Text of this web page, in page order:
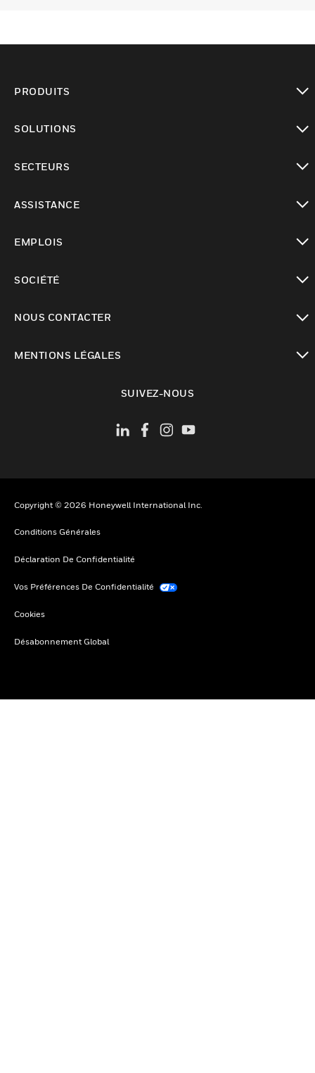
PRODUITS
SOLUTIONS
SECTEURS
ASSISTANCE
EMPLOIS
SOCIÉTÉ
NOUS CONTACTER
MENTIONS LÉGALES
SUIVEZ-NOUS
Copyright © 2026 Honeywell International Inc.
Conditions Générales
Déclaration De Confidentialité
Vos Préférences De Confidentialité
Cookies
Désabonnement Global